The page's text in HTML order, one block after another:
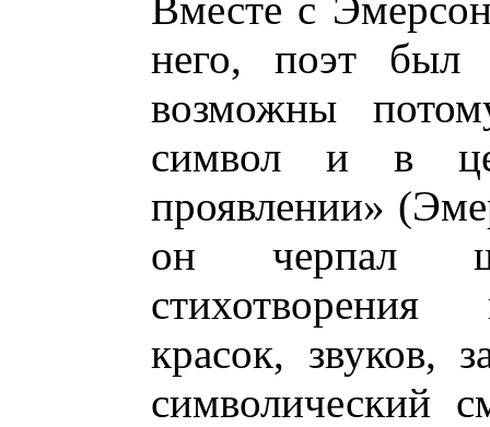
него, поэт был
возможны
символ и в
проявлении»
он черпал
красок, звуков,
символический